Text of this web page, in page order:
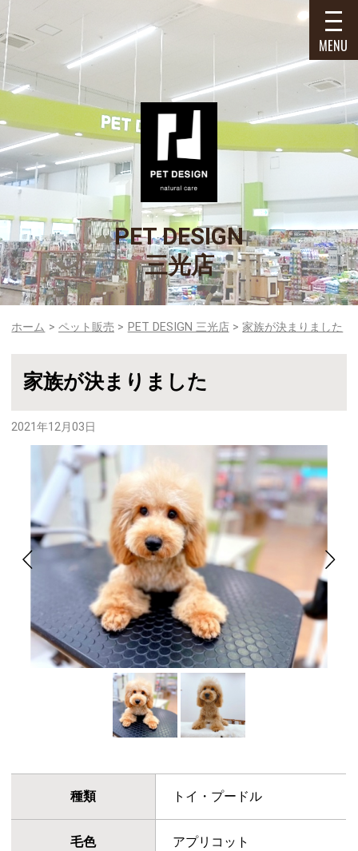
PET DESIGN
三光店
MENU
ホーム ペット販売 PET DESIGN 三光店 家族が決まりました
家族が決まりました
2021年12月03日
種類 トイ・プードル
毛色 アプリコット